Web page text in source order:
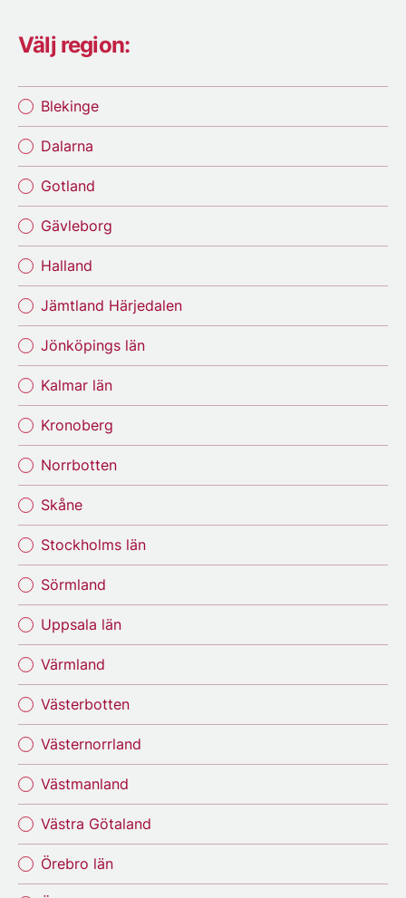
Välj region:
Blekinge
Dalarna
Gotland
Gävleborg
Halland
Jämtland Härjedalen
Jönköpings län
Kalmar län
Kronoberg
Norrbotten
Skåne
Stockholms län
Sörmland
Uppsala län
Värmland
Västerbotten
Västernorrland
Västmanland
Västra Götaland
Örebro län